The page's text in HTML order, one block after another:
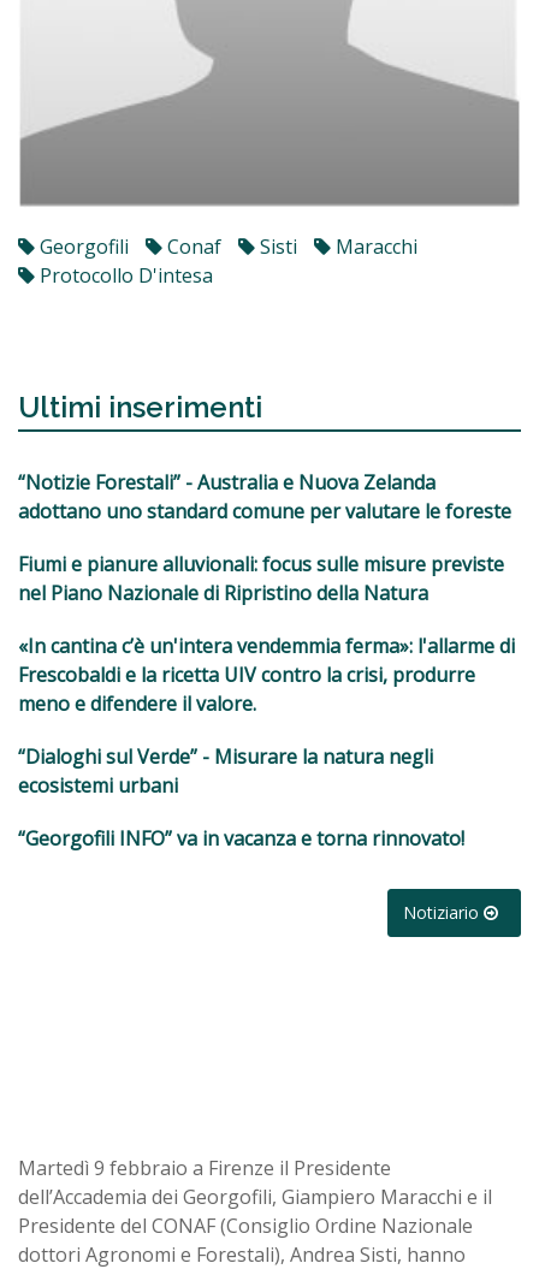
Georgofili Conaf Sisti
Maracchi
Protocollo D'intesa
Ultimi inserimenti
“Notizie Forestali” - Australia e Nuova Zelanda
adottano uno standard comune per valutare le foreste
Fiumi e pianure alluvionali: focus sulle misure previste
nel Piano Nazionale di Ripristino della Natura
«In cantina c’è un'intera vendemmia ferma»: l'allarme di
Frescobaldi e la ricetta UIV contro la crisi, produrre
meno e difendere il valore.
“Dialoghi sul Verde” - Misurare la natura negli
ecosistemi urbani
“Georgofili INFO” va in vacanza e torna rinnovato!
Notiziario
Martedì 9 febbraio a Firenze il Presidente
dell’Accademia dei Georgofili, Giampiero Maracchi e il
Presidente del CONAF (Consiglio Ordine Nazionale
dottori Agronomi e Forestali), Andrea Sisti, hanno